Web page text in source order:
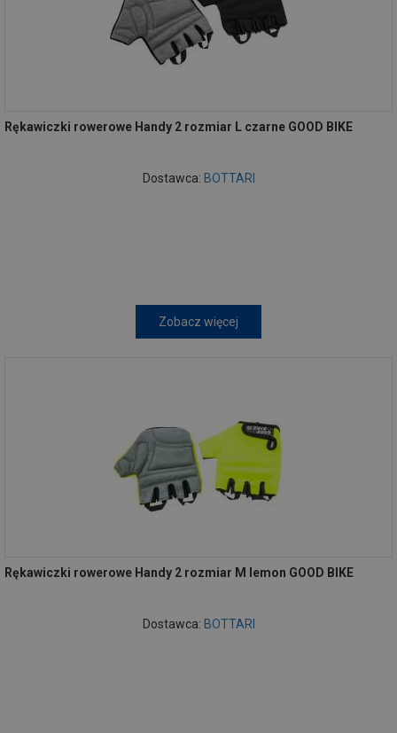
Rękawiczki rowerowe Handy 2 rozmiar L czarne GOOD BIKE
Dostawca: BOTTARI
Zobacz więcej
Rękawiczki rowerowe Handy 2 rozmiar M lemon GOOD BIKE
Dostawca: BOTTARI